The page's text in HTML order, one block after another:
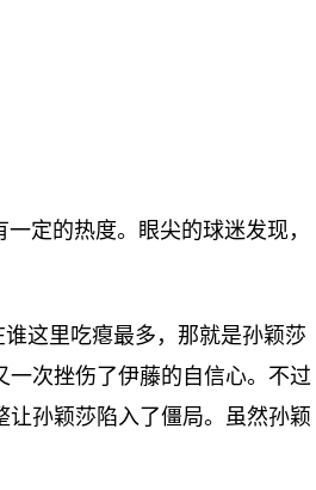
定的热度。眼尖的球迷发现，
这里吃瘪最多，那就是孙颖莎
次挫伤了伊藤的自信心。不过
孙颖莎陷入了僵局。虽然孙颖